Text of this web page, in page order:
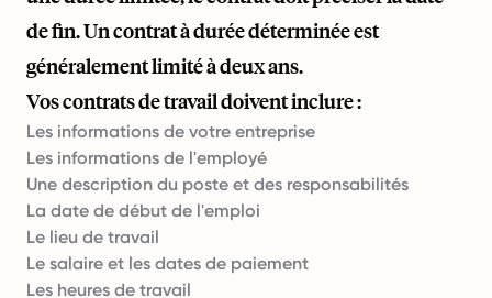
de fin. Un contrat à durée déterminée est
généralement limité à deux ans.
Vos contrats de travail doivent inclure :
Les informations de votre entreprise
Les informations de l'employé
Une description du poste et des responsabilités
La date de début de l'emploi
Le lieu de travail
Le salaire et les dates de paiement
Les heures de travail